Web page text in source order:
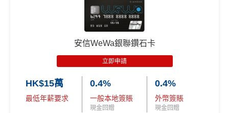
幣鑽石卡基本迎
$800「獎賞
「現金套現」 分
期計劃優惠 （≥H
$200 「獎賞
不適用
優惠期：即日起至2026年6月30日
經網上申請先賺HK$100現金回贈
完成簽賬要求再賺以下其中一項迎新：
迎新簽賬要求 迎新優惠
安信WeWa銀聯鑽石卡
立即申請
HK$15萬
最低年薪要求
0.4%
一般本地簽賬
現金回贈
0.4%
外幣簽賬
現金回贈